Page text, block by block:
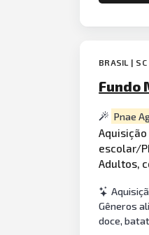
BRASIL |
Fundo
Pnae
escolar/
Adultos,
Gêneros
doce,